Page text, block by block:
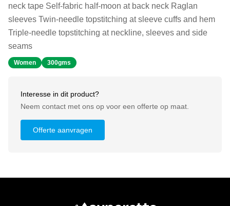
neck tape Self-fabric half-moon at back neck Raglan
sleeves Twin-needle topstitching at sleeve cuffs and hem
Triple-needle topstitching at neckline, sleeves and side
seams
Women 300gms
Interesse in dit product?
Neem contact met ons op voor een offerte op maat.
Offerte aanvragen